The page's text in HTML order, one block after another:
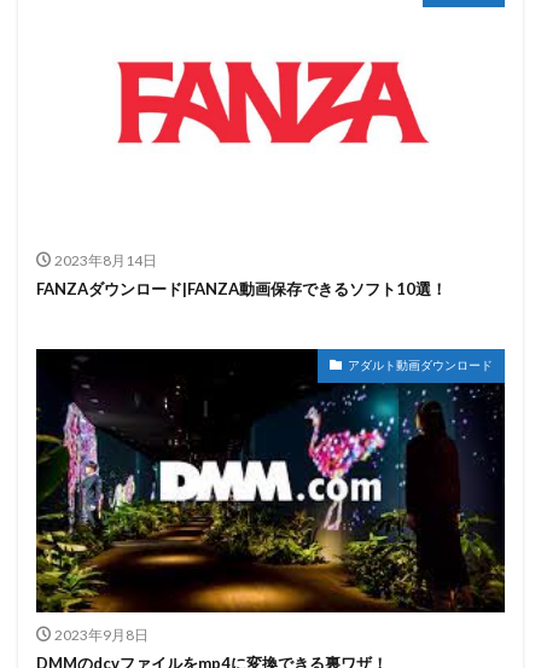
2023年8月14日
FANZAダウンロード|FANZA動画保存できるソフト10選！
アダルト動画ダウンロード
2023年9月8日
DMMのdcvファイルをmp4に変換できる裏ワザ！